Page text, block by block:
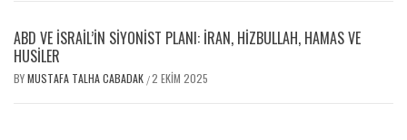
ABD VE İSRAIL’IN SIYONIST PLANI: İRAN, HIZBULLAH, HAMAS VE
HUSILER
BYMUSTAFA TALHA CABADAK /2 EKIM 2025